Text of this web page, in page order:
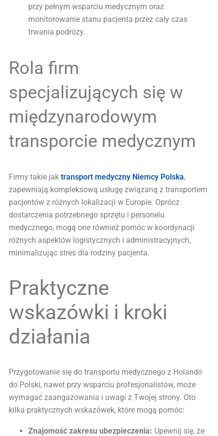
przy pełnym wsparciu medycznym oraz
monitorowanie stanu pacjenta przez cały czas
trwania podróży.
Rola firm
specjalizujących się w
międzynarodowym
transporcie medycznym
Firmy takie jak transport medyczny Niemcy Polska,
zapewniają kompleksową usługę związaną z transportem
pacjentów z różnych lokalizacji w Europie. Oprócz
dostarczenia potrzebnego sprzętu i personelu
medycznego, mogą one również pomóc w koordynacji
różnych aspektów logistycznych i administracyjnych,
minimalizując stres dla rodziny pacjenta.
Praktyczne
wskazówki i kroki
działania
Przygotowanie się do transportu medycznego z Holandii
do Polski, nawet przy wsparciu profesjonalistów, może
wymagać zaangażowania i uwagi z Twojej strony. Oto
kilka praktycznych wskazówek, które mogą pomóc:
Znajomość zakresu ubezpieczenia: Upewnij się, że